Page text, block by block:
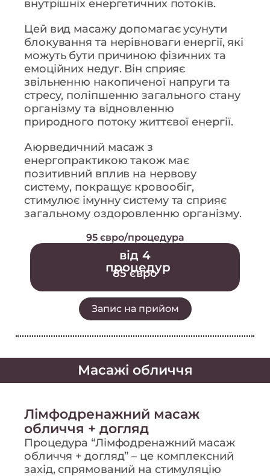
внутрішніх енергетичних потоків.
Цей вид масажу допомагає усунути
блокування та нерівноваги енергії, які
можуть бути причиною фізичних та
емоційних недуг. Він сприяє
звільненню накопиченої напруги та
стресу, поліпшенню загального стану
організму та відновленню
природного потоку життєвої енергії.
Аюрведичний масаж з
енергопрактикою також має
позитивний вплив на нервову
систему, покращує кровообіг,
стимулює імунну систему та сприяє
загальному оздоровленню організму.
95 євро/процедура
від 4
процедур
85 євро
Запис на прийом
Масажі обличчя
Лімфодренажний масаж
обличчя + догляд
Процедура “Лімфодренажний масаж
обличчя + догляд” – це комплексний
захід, спрямований на стимуляцію